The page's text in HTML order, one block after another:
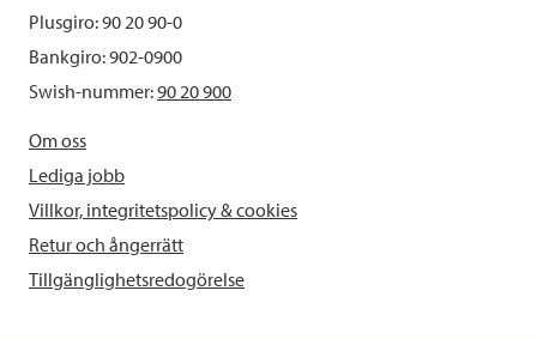
Plusgiro: 90 20 90-0
Bankgiro: 902-0900
Swish-nummer:90 20 900
Om oss
Lediga jobb
Villkor, integritetspolicy & cookies
Retur och ångerrätt
Tillgänglighetsredogörelse